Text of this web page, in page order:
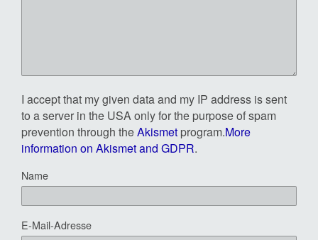
I accept that my given data and my IP address is sent
to a server in the USA only for the purpose of spam
prevention through theAkismet program.More
information on Akismet and GDPR.
Name
E-Mail-Adresse